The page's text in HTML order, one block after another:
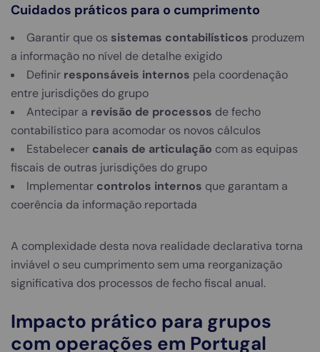
Cuidados práticos para o cumprimento
Garantir que os sistemas contabilísticos produzem
a informação no nível de detalhe exigido
Definir responsáveis internos pela coordenação
entre jurisdições do grupo
Antecipar a revisão de processos de fecho
contabilístico para acomodar os novos cálculos
Estabelecer canais de articulação com as equipas
fiscais de outras jurisdições do grupo
Implementar controlos internos que garantam a
coerência da informação reportada
A complexidade desta nova realidade declarativa torna
inviável o seu cumprimento sem uma reorganização
significativa dos processos de fecho fiscal anual.
Impacto prático para grupos
com operações em Portugal